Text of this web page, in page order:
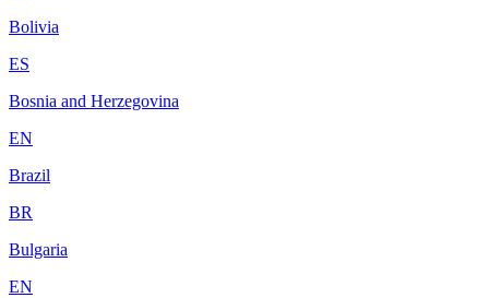
Bolivia
ES
Bosnia and Herzegovina
EN
Brazil
BR
Bulgaria
EN